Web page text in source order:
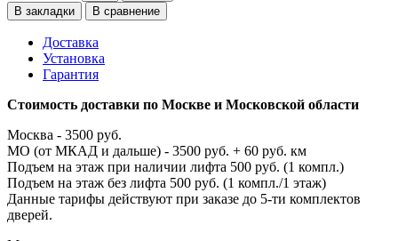
В закладки
В сравнение
Доставка
Установка
Гарантия
Стоимость доставки по Москве и Московской области
Москва - 3500 руб.
МО (от МКАД и дальше) - 3500 руб. + 60 руб. км
Подъем на этаж при наличии лифта 500 руб. (1 компл.)
Подъем на этаж без лифта 500 руб. (1 компл./1 этаж)
Данные тарифы действуют при заказе до 5-ти комплектов
дверей.